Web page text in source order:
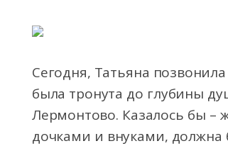
Сегодня, Татьяна
была тронута до глубины
Лермонтово. Казалось бы
дочками и внуками, должна